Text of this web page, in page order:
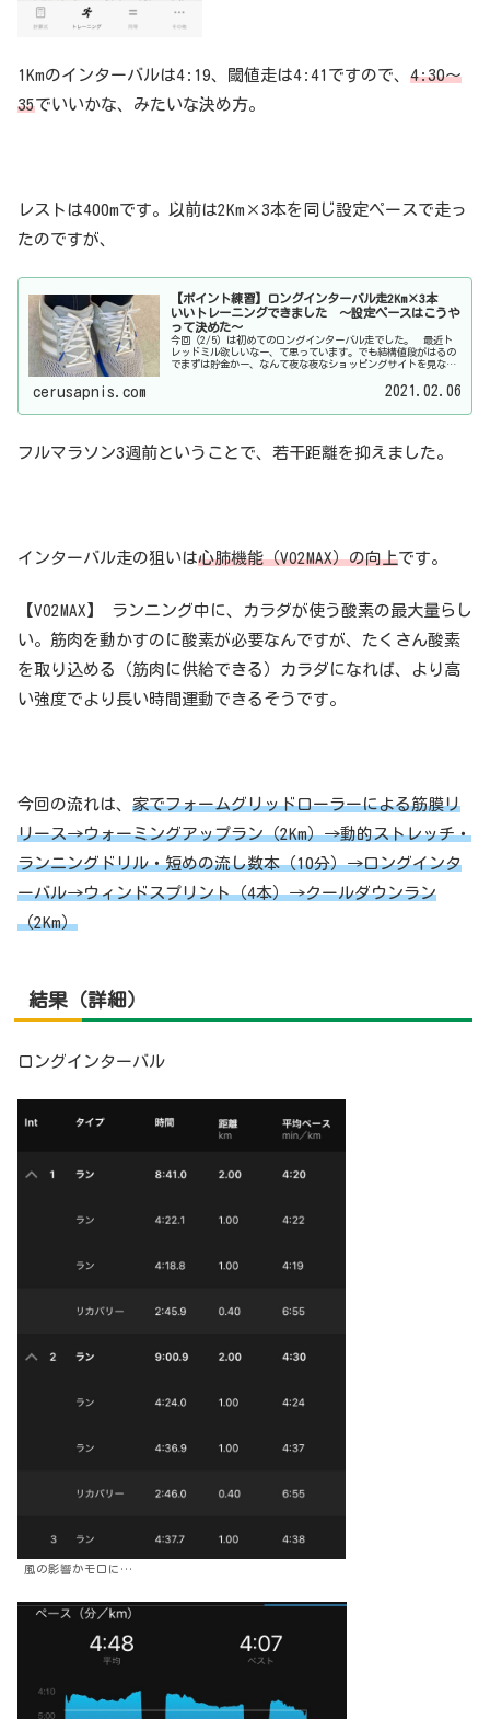
1Kmのインターバルは4:19、閾値走は4:41ですので、 4:30〜
35でいいかな、みたいな決め方。
レストは400mです。以前は2Km×3本を同じ設定ペースで走っ
たのですが、
【ポイント練習】ロングインターバル走2Km×3本
いいトレーニングできました 〜設定ペースはこうや
って決めた〜
今回（2/5）は初めてのロングインターバル走でした。 最近ト
レッドミル欲しいなー、て思っています。でも結構値段がはるの
でまずは貯金かー、なんて夜な夜なショッピングサイトを見なが
cerusapnis.com 2021.02.06
フルマラソン3週前ということで、若干距離を抑えました。
インターバル走の狙いは心肺機能（VO2MAX）の向上です。
【VO2MAX】 ランニング中に、カラダが使う酸素の最大量らし
い。筋肉を動かすのに酸素が必要なんですが、たくさん酸素
を取り込める（筋肉に供給できる）カラダになれば、より高
い強度でより長い時間運動できるそうです。
今回の流れは、 家でフォームグリッドローラーによる筋膜リ
リース→ウォーミングアップラン（2Km）→動的ストレッチ・
ランニングドリル・短めの流し数本（10分）→ロングインタ
ーバル→ウィンドスプリント（4本）→クールダウンラン
（2Km）
結果 （詳細）
ロングインターバル
風の影響かモロに…